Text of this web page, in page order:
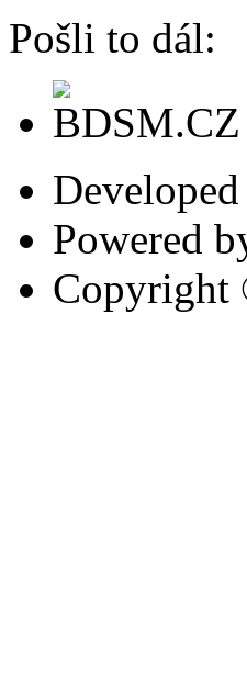
Pošli to dál:
Powered
Copyright